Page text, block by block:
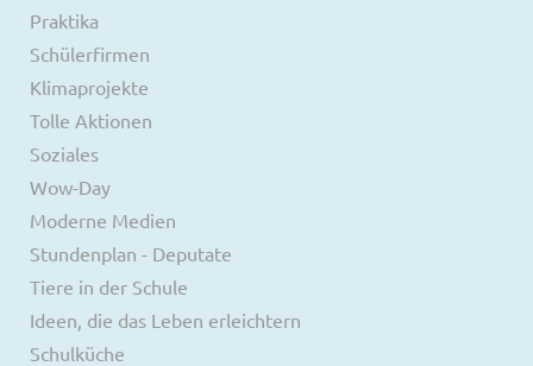
Praktika
Schülerfirmen
Klimaprojekte
Tolle Aktionen
Soziales
Wow-Day
Moderne Medien
Stundenplan - Deputate
Tiere in der Schule
Ideen, die das Leben erleichtern
Schulküche